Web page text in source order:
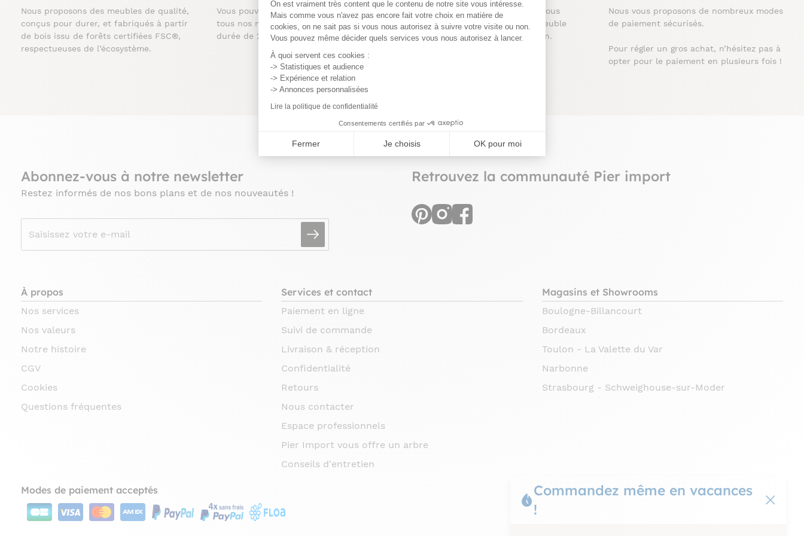
On est vraiment très content que le contenu de notre site vous intéresse.
Mais comme vous n'avez pas encore fait votre choix en matière de
cookies, on ne sait pas si vous nous autorisez à suivre votre visite ou non.
Vous pouvez même décider quels services vous nous autorisez à lancer.
À quoi servent ces cookies :
-> Statistiques et audience
-> Expérience et relation
-> Annonces personnalisées
Lire la politique de confidentialité
Consentements certifiés par
Fermer Je choisis OK pour moi
Commandez même en vacances
!
Nous proposons des meubles de qualité,
conçus pour durer, et fabriqués à partir
de bois issu de forêts certifiées FSC®,
respectueuses de l’écosystème.
Vous pouvez commander sereinement,
tous nos meubles sont garantis pour une
durée de 2 ans.
Vous pouvez changer d’avis et nous
retourner gratuitement votre meuble
jusqu’à 15 jours après la livraison.
Nous vous proposons de nombreux modes
de paiement sécurisés.
Pour régler un gros achat, n’hésitez pas à
opter pour le paiement en plusieurs fois !
Abonnez-vous à notre newsletter
Restez informés de nos bons plans et de nos nouveautés !
Retrouvez la communauté Pier import
À propos
Nos services
Nos valeurs
Notre histoire
CGV
Cookies
Questions fréquentes
Services et contact
Paiement en ligne
Suivi de commande
Livraison & réception
Confidentialité
Retours
Nous contacter
Espace professionnels
Pier Import vous offre un arbre
Conseils d'entretien
Magasins et Showrooms
Boulogne-Billancourt
Bordeaux
Toulon - La Valette du Var
Narbonne
Strasbourg - Schweighouse-sur-Moder
Modes de paiement acceptés